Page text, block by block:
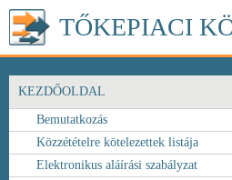
TŐKEPIACI
KEZDŐOLDAL
Bemutatkozás
Közzétételre kötelezettek listája
Elektronikus aláírási szabályzat